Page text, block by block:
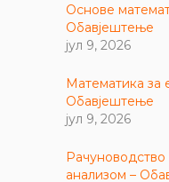
Основе
Обавјештење
јул 9, 2026
Математика за
Обавјештење
јул 9, 2026
Рачуноводство
анализом –